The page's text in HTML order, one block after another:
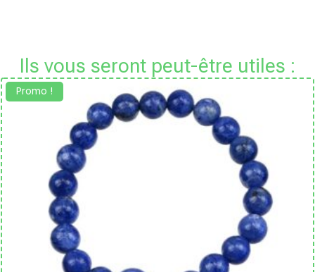
Ils vous seront peut-être utiles :
Promo !